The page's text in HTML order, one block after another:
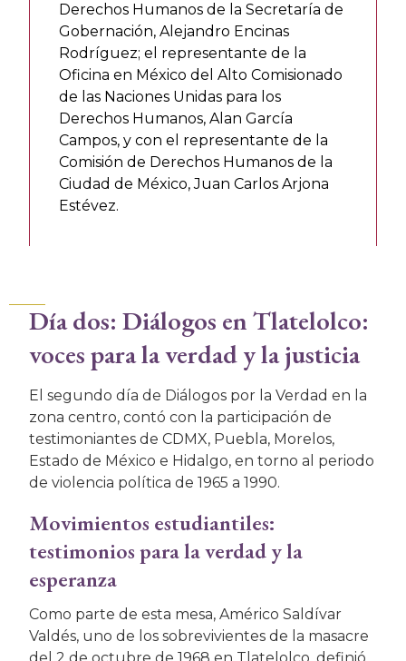
Derechos Humanos de la Secretaría de
Gobernación, Alejandro Encinas
Rodríguez; el representante de la
Oficina en México del Alto Comisionado
de las Naciones Unidas para los
Derechos Humanos, Alan García
Campos, y con el representante de la
Comisión de Derechos Humanos de la
Ciudad de México, Juan Carlos Arjona
Estévez.
Día dos: Diálogos en Tlatelolco:
voces para la verdad y la justicia
El segundo día de Diálogos por la Verdad en la
zona centro, contó con la participación de
testimoniantes de CDMX, Puebla, Morelos,
Estado de México e Hidalgo, en torno al periodo
de violencia política de 1965 a 1990.
Movimientos estudiantiles:
testimonios para la verdad y la
esperanza
Como parte de esta mesa, Américo Saldívar
Valdés, uno de los sobrevivientes de la masacre
del 2 de octubre de 1968 en Tlatelolco, definió